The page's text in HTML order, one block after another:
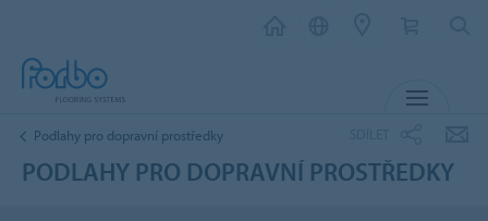
Podlahy pro dopravní prostředky
PODLAHY PRO DOPRAVNÍ PROSTŘEDKY